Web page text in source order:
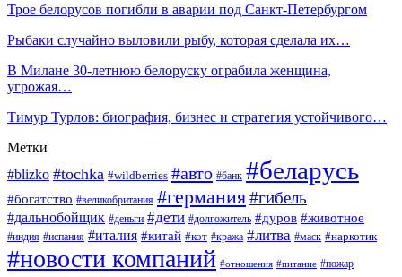
Трое белорусов погибли в аварии под Санкт-Петербургом
Рыбаки случайно выловили рыбу, которая сделала их…
В Милане 30-летнюю белоруску ограбила женщина,
угрожая…
Тимур Турлов: биография, бизнес и стратегия устойчивого…
Метки
#blizko #tochka #wildberries #авто #банк #беларусь
#богатство #великобритания #германия#гибель
#дальнобойщик #деньги #дети #долгожитель #дуров #животное
#индия #испания #италия #китай #кот #кража #литва #маск #наркотик
#новости компаний #отношения #питание #пожар